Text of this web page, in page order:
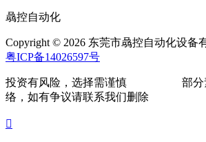
骉控自动化
Copyright © 2026 东莞市骉控自动化设备
粤ICP备14026597号
投资有风险，选择需谨慎 部分素材
络，如有争议请联系我们删除
